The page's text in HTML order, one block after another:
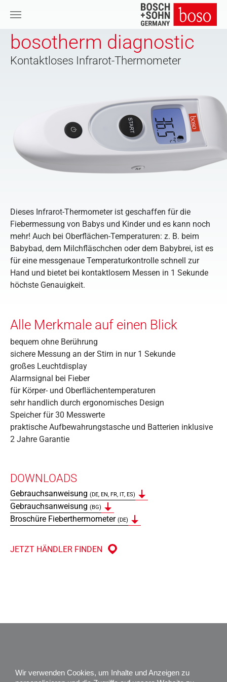
Wir verwenden Cookies, um Inhalte und Anzeigen zu
Zum Hauptinhalt springen
bosotherm diagnostic
Kontaktloses Infrarot-Thermometer
Dieses Infrarot-Thermometer ist geschaffen für die
Fiebermessung von Babys und Kinder und es kann noch
mehr! Auch bei Oberflächen-Temperaturen: z. B. beim
Babybad, dem Milchfläschchen oder dem Babybrei, ist es
für eine messgenaue Temperaturkontrolle schnell zur
Hand und bietet bei kontaktlosem Messen in 1 Sekunde
höchste Genauigkeit.
Alle Merkmale auf einen Blick
bequem ohne Berührung
sichere Messung an der Stirn in nur 1 Sekunde
großes Leuchtdisplay
Alarmsignal bei Fieber
für Körper- und Oberﬂächentemperaturen
sehr handlich durch ergonomisches Design
Speicher für 30 Messwerte
praktische Aufbewahrungstasche und Batterien inklusive
2 Jahre Garantie
DOWNLOADS
Gebrauchsanweisung (DE, EN, FR, IT, ES)
Gebrauchsanweisung (BG)
Broschüre Fieberthermometer (DE)
JETZT HÄNDLER FINDEN
Datenschutz